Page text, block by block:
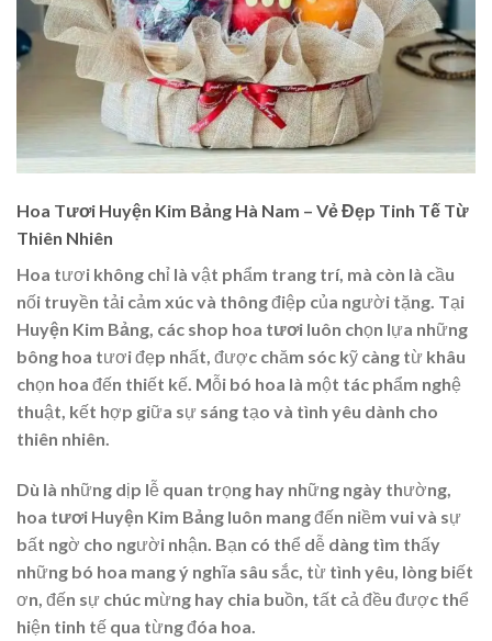
Hoa Tươi Huyện Kim Bảng Hà Nam – Vẻ Đẹp Tinh Tế Từ
Thiên Nhiên
Hoa tươi không chỉ là vật phẩm trang trí, mà còn là cầu
nối truyền tải cảm xúc và thông điệp của người tặng. Tại
Huyện Kim Bảng, các shop hoa tươi luôn chọn lựa những
bông hoa tươi đẹp nhất, được chăm sóc kỹ càng từ khâu
chọn hoa đến thiết kế. Mỗi bó hoa là một tác phẩm nghệ
thuật, kết hợp giữa sự sáng tạo và tình yêu dành cho
thiên nhiên.
Dù là những dịp lễ quan trọng hay những ngày thường,
hoa tươi Huyện Kim Bảng luôn mang đến niềm vui và sự
bất ngờ cho người nhận. Bạn có thể dễ dàng tìm thấy
những bó hoa mang ý nghĩa sâu sắc, từ tình yêu, lòng biết
ơn, đến sự chúc mừng hay chia buồn, tất cả đều được thể
hiện tinh tế qua từng đóa hoa.